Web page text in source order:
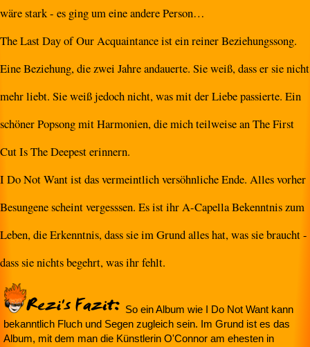
wäre stark - es ging um eine andere Person…
The Last Day of Our Acquaintance ist ein reiner Beziehungssong.
Eine Beziehung, die zwei Jahre andauerte. Sie weiß, dass er sie nicht
mehr liebt. Sie weiß jedoch nicht, was mit der Liebe passierte. Ein
schöner Popsong mit Harmonien, die mich teilweise an The First
Cut Is The Deepest erinnern.
I Do Not Want ist das vermeintlich versöhnliche Ende. Alles vorher
Besungene scheint vergesssen. Es ist ihr A-Capella Bekenntnis zum
Leben, die Erkenntnis, dass sie im Grund alles hat, was sie braucht -
dass sie nichts begehrt, was ihr fehlt.
So ein Album wie I Do Not Want kann
bekanntlich Fluch und Segen zugleich sein. Im Grund ist es das
Album, mit dem man die Künstlerin O'Connor am ehesten in